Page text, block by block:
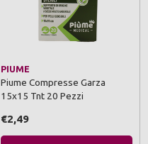
PIUME
Piume Compresse Garza
15x15 Tnt 20 Pezzi
€2,49